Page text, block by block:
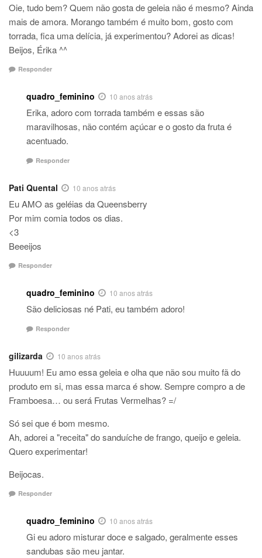
Oie, tudo bem? Quem não gosta de geleia não é mesmo? Ainda
mais de amora. Morango também é muito bom, gosto com
torrada, fica uma delícia, já experimentou? Adorei as dicas!
Beijos, Érika ^^
Responder
quadro_feminino 10 anos atrás
Erika, adoro com torrada também e essas são
maravilhosas, não contém açúcar e o gosto da fruta é
acentuado.
Responder
Pati Quental 10 anos atrás
Eu AMO as geléias da Queensberry
Por mim comia todos os dias.
<3
Beeeijos
Responder
quadro_feminino 10 anos atrás
São deliciosas né Pati, eu também adoro!
Responder
gilizarda 10 anos atrás
Huuuum! Eu amo essa geleia e olha que não sou muito fã do
produto em si, mas essa marca é show. Sempre compro a de
Framboesa… ou será Frutas Vermelhas? =/
Só sei que é bom mesmo.
Ah, adorei a "receita" do sanduíche de frango, queijo e geleia.
Quero experimentar!
Beijocas.
Responder
quadro_feminino 10 anos atrás
Gi eu adoro misturar doce e salgado, geralmente esses
sandubas são meu jantar.